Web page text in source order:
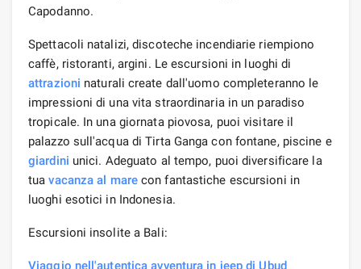
Capodanno.
Spettacoli natalizi, discoteche incendiarie riempiono
caffè, ristoranti, argini. Le escursioni in luoghi di
attrazioni naturali create dall'uomo completeranno le
impressioni di una vita straordinaria in un paradiso
tropicale. In una giornata piovosa, puoi visitare il
palazzo sull'acqua di Tirta Ganga con fontane, piscine e
giardini unici. Adeguato al tempo, puoi diversificare la
tuavacanza al marecon fantastiche escursioni in
luoghi esotici in Indonesia.
Escursioni insolite a Bali:
Viaggio nell'autentica avventura in jeep di Ubud